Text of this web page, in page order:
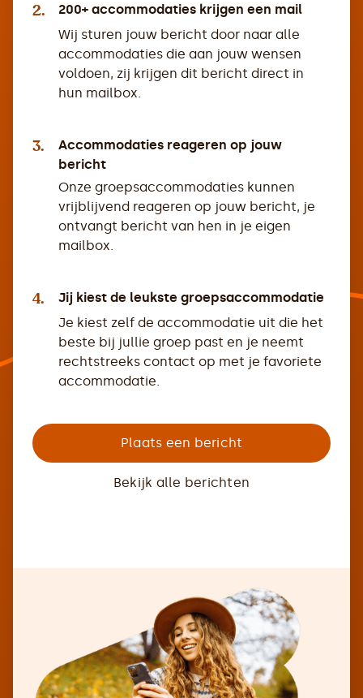
2.
200+ accommodaties krijgen een mail
Wij sturen jouw bericht door naar alle
accommodaties die aan jouw wensen
voldoen, zij krijgen dit bericht direct in
hun mailbox.
3.
Accommodaties reageren op jouw
bericht
Onze groepsaccommodaties kunnen
vrijblijvend reageren op jouw bericht, je
ontvangt bericht van hen in je eigen
mailbox.
4.
Jij kiest de leukste groepsaccommodatie
Je kiest zelf de accommodatie uit die het
beste bij jullie groep past en je neemt
rechtstreeks contact op met je favoriete
accommodatie.
Plaats een bericht
Bekijk alle berichten